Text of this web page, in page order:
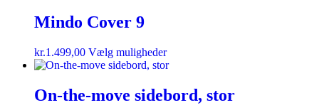
Mindo Cover 9
kr.1.499,00 Vælg muligheder
On-the-move sidebord, stor